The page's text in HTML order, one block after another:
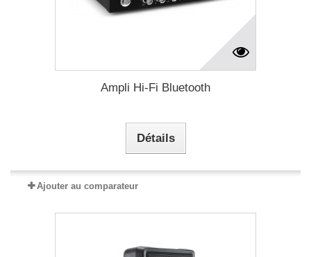
Ampli Hi-Fi Bluetooth
Détails
Ajouter au comparateur